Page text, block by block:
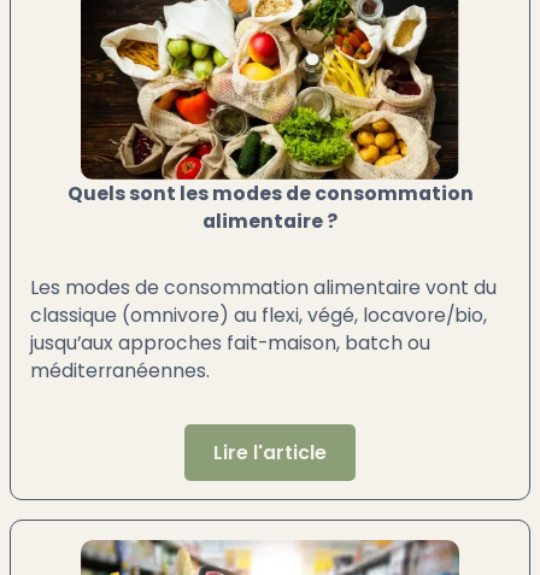
Quels sont les modes de consommation
alimentaire ?
Les modes de consommation alimentaire vont du
classique (omnivore) au flexi, végé, locavore/bio,
jusqu’aux approches fait-maison, batch ou
méditerranéennes.
Lire l'article